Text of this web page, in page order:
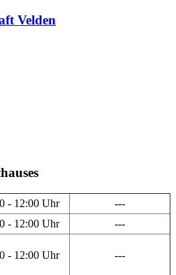
Velden
- 12:00 Uhr
---
- 12:00 Uhr ---
- 12:00 Uhr ---